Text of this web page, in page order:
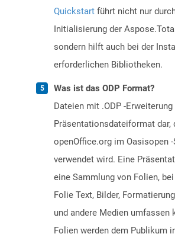
Quickstart führt nicht nur
Initialisierung der
sondern hilft auch bei der
erforderlichen Bibliotheken.
Was ist das ODP Format?
Dateien mit .ODP -
Präsentationsdateiformat dar,
openOffice.org im Oasisopen -
verwendet wird. Eine
eine Sammlung von Folien,
Folie Text, Bilder,
und andere Medien umfassen
Folien werden dem Publikum